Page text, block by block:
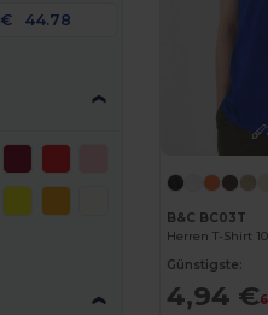
€
B&C BC03T
Herren T-Shirt
Günstigste:
4,94 €